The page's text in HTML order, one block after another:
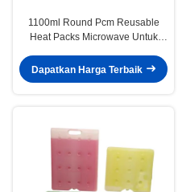
1100ml Round Pcm Reusable
Heat Packs Microwave Untuk
Dapatkan Harga Terbaik